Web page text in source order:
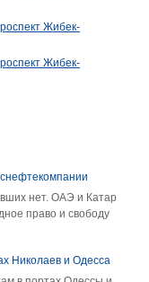
Жибек-
Жибек-
нет. ОАЭ и Катар
право и свободу
Николаев и Одесса